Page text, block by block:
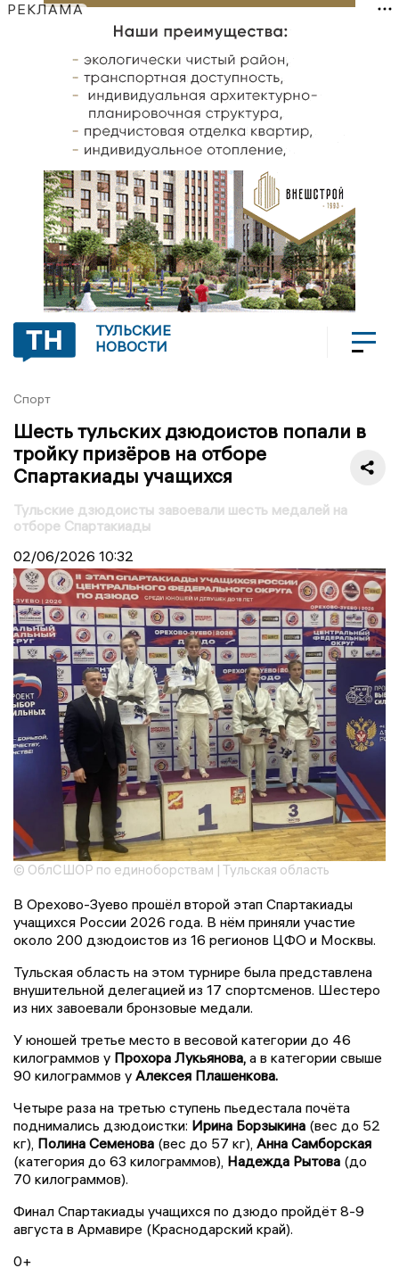
РЕКЛАМА
ТУЛЬСКИЕ
НОВОСТИ
Спорт
Шесть тульских дзюдоистов попали в
тройку призёров на отборе
Спартакиады учащихся
Тульские дзюдоисты завоевали шесть медалей на
отборе Спартакиады
02/06/2026 10:32
© ОблСШОР по единоборствам | Тульская область
В Орехово-Зуево прошёл второй этап Спартакиады
учащихся России 2026 года. В нём приняли участие
около 200 дзюдоистов из 16 регионов ЦФО и Москвы.
Тульская область на этом турнире была представлена
внушительной делегацией из 17 спортсменов. Шестеро
из них завоевали бронзовые медали.
У юношей третье место в весовой категории до 46
килограммов у Прохора Лукьянова, а в категории свыше
90 килограммов у Алексея Плашенкова.
Четыре раза на третью ступень пьедестала почёта
поднимались дзюдоистки: Ирина Борзыкина (вес до 52
кг), Полина Семенова (вес до 57 кг), Анна Самборская
(категория до 63 килограммов), Надежда Рытова (до
70 килограммов).
Финал Спартакиады учащихся по дзюдо пройдёт 8-9
августа в Армавире (Краснодарский край).
0+